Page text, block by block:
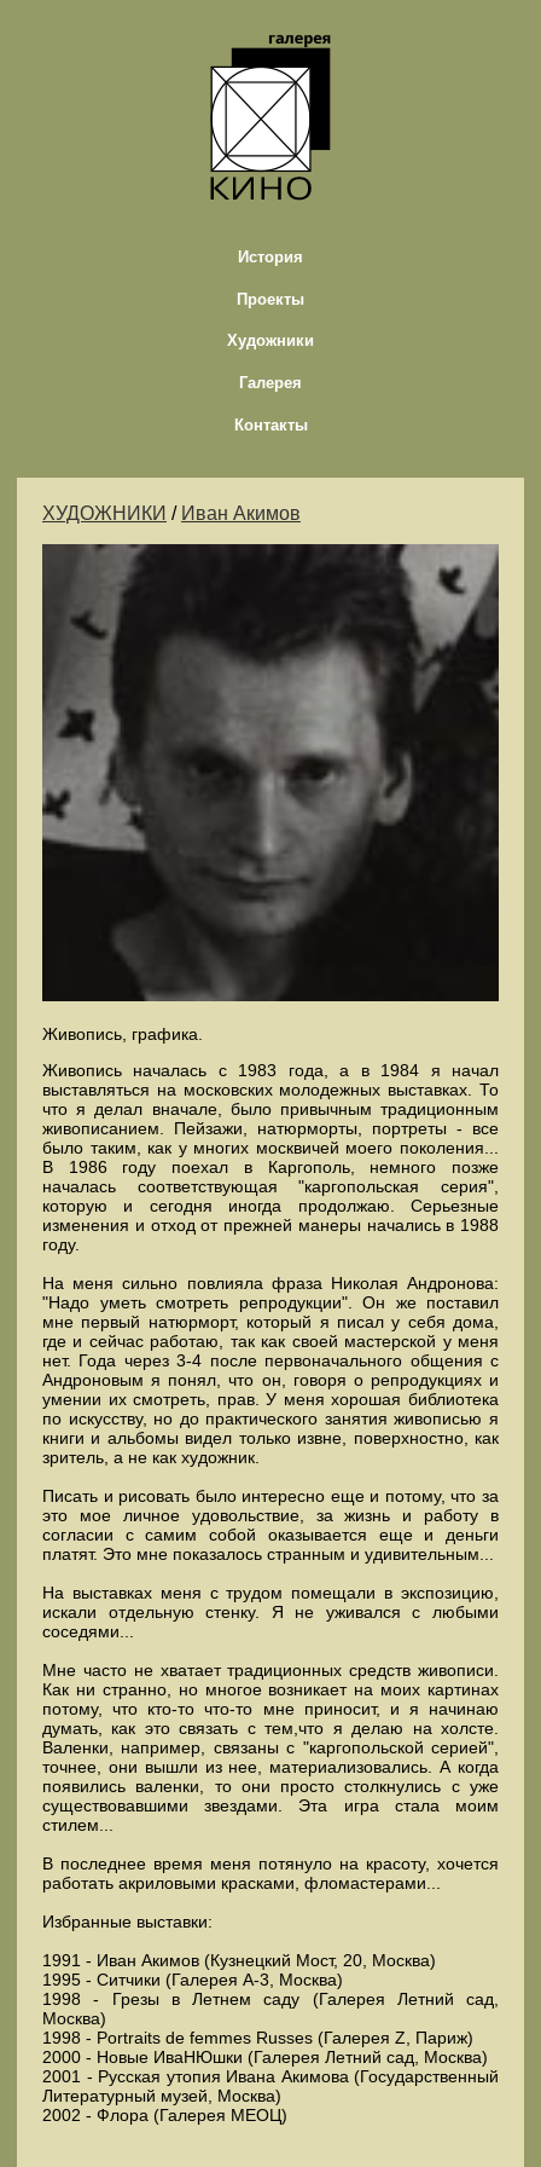
История
Проекты
Художники
Галерея
Контакты
ХУДОЖНИКИ / Иван Акимов
Живопись, графика.
Живопись началась с 1983 года, а в 1984 я начал
выставляться на московских молодежных выставках. То
что я делал вначале, было привычным традиционным
живописанием. Пейзажи, натюрморты, портреты - все
было таким, как у многих москвичей моего поколения...
В 1986 году поехал в Каргополь, немного позже
началась соответствующая "каргопольская серия",
которую и сегодня иногда продолжаю. Серьезные
изменения и отход от прежней манеры начались в 1988
году.
На меня сильно повлияла фраза Николая Андронова:
"Надо уметь смотреть репродукции". Он же поставил
мне первый натюрморт, который я писал у себя дома,
где и сейчас работаю, так как своей мастерской у меня
нет. Года через 3-4 после первоначального общения с
Андроновым я понял, что он, говоря о репродукциях и
умении их смотреть, прав. У меня хорошая библиотека
по искусству, но до практического занятия живописью я
книги и альбомы видел только извне, поверхностно, как
зритель, а не как художник.
Писать и рисовать было интересно еще и потому, что за
это мое личное удовольствие, за жизнь и работу в
согласии с самим собой оказывается еще и деньги
платят. Это мне показалось странным и удивительным...
На выставках меня с трудом помещали в экспозицию,
искали отдельную стенку. Я не уживался с любыми
соседями...
Мне часто не хватает традиционных средств живописи.
Как ни странно, но многое возникает на моих картинах
потому, что кто-то что-то мне приносит, и я начинаю
думать, как это связать с тем,что я делаю на холсте.
Валенки, например, связаны с "каргопольской серией",
точнее, они вышли из нее, материализовались. А когда
появились валенки, то они просто столкнулись с уже
существовавшими звездами. Эта игра стала моим
стилем...
В последнее время меня потянуло на красоту, хочется
работать акриловыми красками, фломастерами...
Избранные выставки:
1991 - Иван Акимов (Кузнецкий Мост, 20, Москва)
1995 - Ситчики (Галерея А-3, Москва)
1998 - Грезы в Летнем саду (Галерея Летний сад,
Москва)
1998 - Portraits de femmes Russes (Галерея Z, Париж)
2000 - Новые ИваНЮшки (Галерея Летний сад, Москва)
2001 - Русская утопия Ивана Акимова (Государственный
Литературный музей, Москва)
2002 - Флора (Галерея МЕОЦ)